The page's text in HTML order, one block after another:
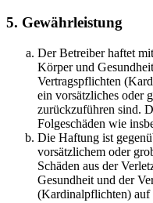
5. Gewährleistung
Der Betreiber haftet
Körper und
Vertragspflichten
ein vorsätzliches oder
zurückzuführen sind.
Folgeschäden wie
Die Haftung ist
vorsätzlichem oder
Schäden aus der
Gesundheit und der
(Kardinalpflichten) auf